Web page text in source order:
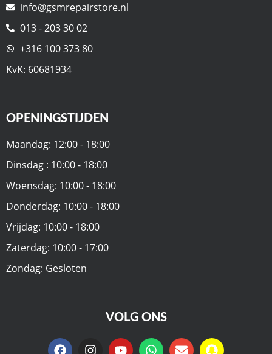
info@gsmrepairstore.nl
013 - 203 30 02
+316 100 373 80
KvK: 60681934
OPENINGSTIJDEN
Maandag: 12:00 - 18:00
Dinsdag : 10:00 - 18:00
Woensdag: 10:00 - 18:00
Donderdag: 10:00 - 18:00
Vrijdag: 10:00 - 18:00
Zaterdag: 10:00 - 17:00
Zondag: Gesloten
VOLG ONS